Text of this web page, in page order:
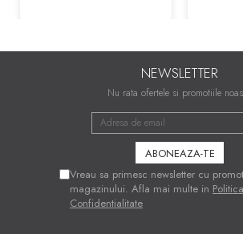
NEWSLETTER
Nu rata ofertele si promotiile
Vreau sa primesc newsletter cu
magazinului. Afla mai multe in
Confidentialitate